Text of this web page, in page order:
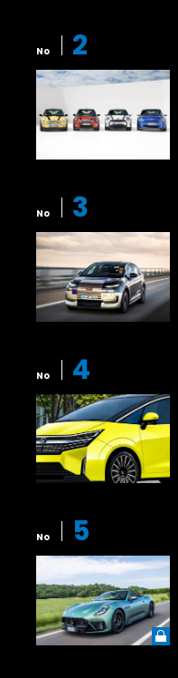
No 2
No 3
No 4
No 5